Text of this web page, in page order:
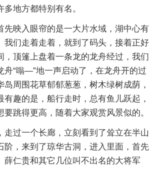
地方都特别有名。
先映入眼帘的是一大片水域，湖中心有
我们走着走着，就到了码头，接着正好
，顶篷上盘着一条龙的龙舟经过，我们
舟“嗡—”地一声启动了，在龙舟开的过
岛周围花草郁郁葱葱，树木绿树成荫，
有趣的是，船行走时，总有鱼儿跃起，
跳得更高，随着大家观赏风景似的。
走过一个长廊，立刻看到了耸立在半山
阶，来到了琼华古洞，进入里面，首先
薛仁贵和其它几位叫不出名的大将军